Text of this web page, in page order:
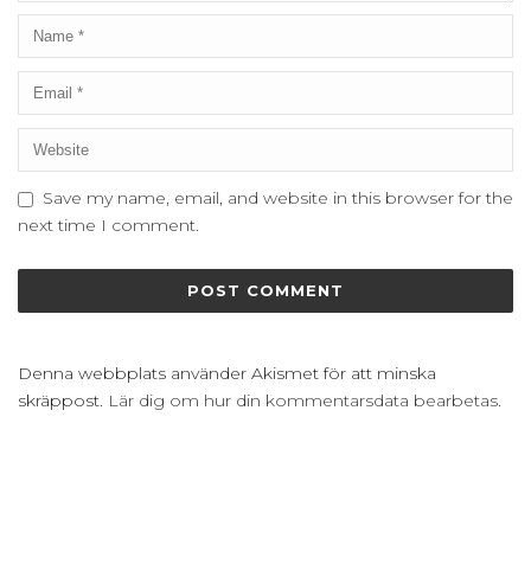
Save my name, email, and website in this browser for the
next time I comment.
Denna webbplats använder Akismet för att minska
skräppost. Lär dig om hur din kommentarsdata bearbetas.